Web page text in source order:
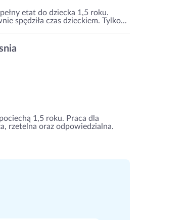
etat do dziecka 1,5 roku.
spędziła czas dzieckiem. Tylko...
1,5 roku. Praca dla
rzetelna oraz odpowiedzialna.